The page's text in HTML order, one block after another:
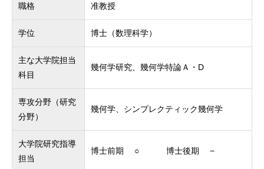
職格 准教授
学位 博士（数理科学）
主な大学院担当
科目
幾何学研究、幾何学特論Ａ・D
専攻分野（研究
分野）
幾何学、シンプレクティック幾何学
大学院研究指導
担当
博士前期 ○ 博士後期 −